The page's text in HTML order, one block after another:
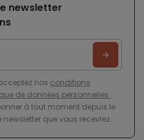
newsletter
nos conditions
de données personnelles .
à tout moment depuis le
que vous recevrez.